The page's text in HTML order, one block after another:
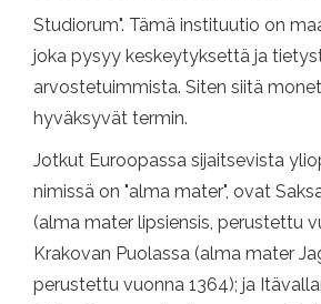
Studiorum". Tämä instituutio on
joka pysyy keskeytyksettä ja
arvostetuimmista. Siten siitä
hyväksyvät termin.
Jotkut Euroopassa sijaitsevista
nimissä on "alma mater", ovat
(alma mater lipsiensis, perustettu
Krakovan Puolassa (alma mater
perustettu vuonna 1364); ja